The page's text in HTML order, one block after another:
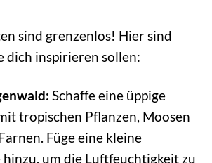
sind grenzenlos! Hier sind
dich inspirieren sollen:
Schaffe eine üppige
tropischen Pflanzen, Moosen
Füge eine kleine
hinzu, um die Luftfeuchtigkeit zu